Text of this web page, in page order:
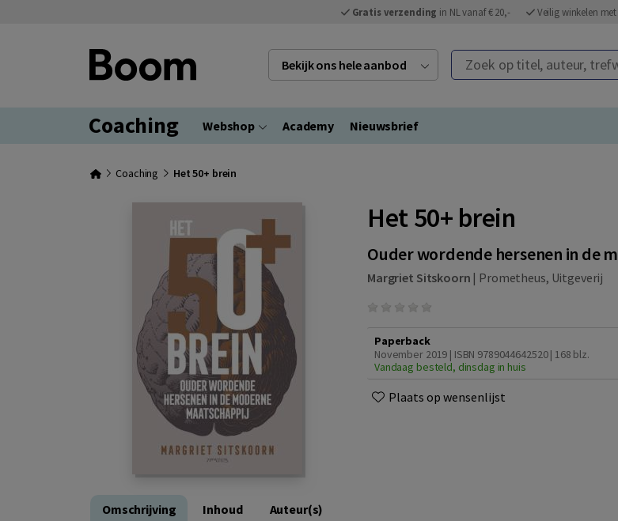
Gratis verzending in NL vanaf € 20,- Veilig winkelen met
Bekijk ons hele aanbod Zoek op titel, auteur,
Coaching Webshop Academy Nieuwsbrief
Coaching Het 50+ brein
Het 50+ brein
Ouder wordende hersenen in de
Margriet Sitskoorn | Prometheus, Uitgeverij
Paperback
November 2019 | ISBN 9789044642520| 168 blz.
Vandaag besteld, dinsdag in huis
Plaats op wensenlijst
Omschrijving Inhoud Auteur(s)